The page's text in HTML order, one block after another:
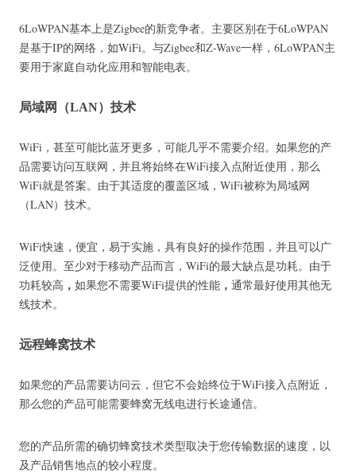
6LoWPAN基本上是Zigbee的新竞争者。 主要区别在于6LoWPAN
是基于IP的网络，如WiFi。 与Zigbee和Z-Wave一样，6LoWPAN主
要用于家庭自动化应用和智能电表。
局域网（LAN）技术
WiFi，甚至可能比蓝牙更多，可能几乎不需要介绍。 如果您的产
品需要访问互联网，并且将始终在WiFi接入点附近使用，那么
WiFi就是答案。 由于其适度的覆盖区域，WiFi被称为局域网
（LAN）技术。
WiFi快速，便宜，易于实施，具有良好的操作范围，并且可以广
泛使用。 至少对于移动产品而言，WiFi的最大缺点是功耗。 由于
功耗较高 ， 如果您不需要WiFi提供的性能 ， 通常最好使用其他无
线技术。
远程蜂窝技术
如果您的产品需要访问云，但它不会始终位于WiFi接入点附近，
那么您的产品可能需要蜂窝无线电进行长途通信。
您的产品所需的确切蜂窝技术类型取决于您传输数据的速度，以
及产品销售地点的较小程度。